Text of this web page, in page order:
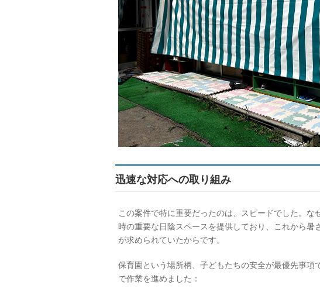
迅速な対応への取り組み
この案件で特に重要だったのは、スピードでした。
時の重要な日陰スペースを提供しており、これから
が求められていたからです。
保育園という場所柄、子どもたちの安全が最優先事
で作業を進めました：